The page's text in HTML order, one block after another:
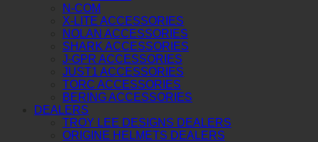
N-COM
X-LITE ACCESSORIES
NOLAN ACCESSORIES
SHARK ACCESSORIES
J-GPR ACCESSORIES
JUST1 ACCESSORIES
TORC ACCESSORIES
BERING ACCESSORIES
DEALERS
TROY LEE DESIGNS DEALERS
ORIGINE HELMETS DEALERS